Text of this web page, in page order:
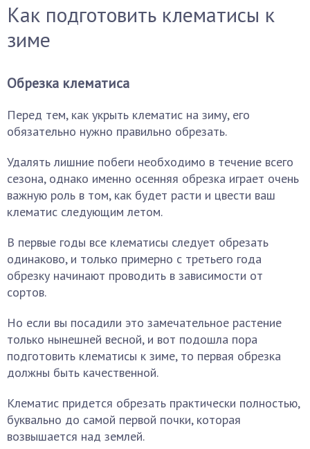
Как подготовить клематисы к
зиме
Обрезка клематиса
Перед тем, как укрыть клематис на зиму, его
обязательно нужно правильно обрезать.
Удалять лишние побеги необходимо в течение всего
сезона, однако именно осенняя обрезка играет очень
важную роль в том, как будет расти и цвести ваш
клематис следующим летом.
В первые годы все клематисы следует обрезать
одинаково, и только примерно с третьего года
обрезку начинают проводить в зависимости от
сортов.
Но если вы посадили это замечательное растение
только нынешней весной, и вот подошла пора
подготовить клематисы к зиме, то первая обрезка
должны быть качественной.
Клематис придется обрезать практически полностью,
буквально до самой первой почки, которая
возвышается над землей.